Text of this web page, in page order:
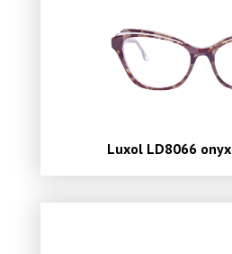
Luxol LD8066 onyx